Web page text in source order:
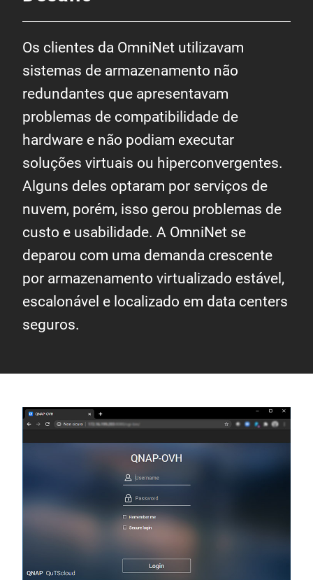
Os clientes da OmniNet utilizavam
sistemas de armazenamento não
redundantes que apresentavam
problemas de compatibilidade de
hardware e não podiam executar
soluções virtuais ou hiperconvergentes.
Alguns deles optaram por serviços de
nuvem, porém, isso gerou problemas de
custo e usabilidade. A OmniNet se
deparou com uma demanda crescente
por armazenamento virtualizado estável,
escalonável e localizado em data centers
seguros.